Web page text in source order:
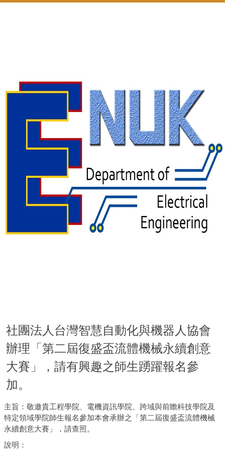
社團法人台灣智慧自動化與機器人協會
辦理「第二屆復盛盃流體機械永續創意
大賽」，請有興趣之師生踴躍報名參
加。
主旨：敬邀貴工程學院、電機資訊學院、跨域與前瞻科技學院及
特定領域學院師生報名參加本會承辦之「第二屆復盛盃流體機械
永續創意大賽」，請查照。
說明：